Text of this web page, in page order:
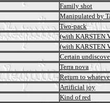
Family shot
Manipulated by
Two-pack
(with KARSTEN
(with KARSTEN
Certain
Terra nova
Return to
Artificial joy
Kind of red